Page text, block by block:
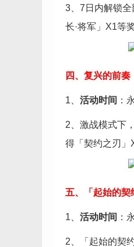
3、7日内解锁
长·将军」X1等
四、复兴的前奏
1、 活动时间 ：
2、激战模式下
得「契约之刃」
五、「起始的契
1、 活动时间 ：
2、「起始的契